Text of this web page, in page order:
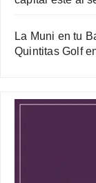
La Muni en tu
Quintitas Golf